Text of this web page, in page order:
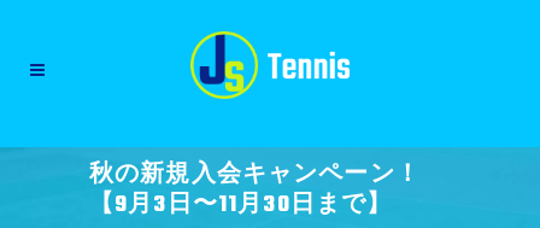
秋の新規入会キャンペーン！
【9月3日〜11月30日まで】